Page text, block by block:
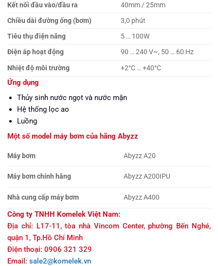
Kết nối đầu vào/đầu ra
40mm / 25mm
Chiều dài đường ống (bơm)
3,0 phút
Tiêu thụ điện năng
5 … 100W
Điện áp hoạt động
90 … 240 V~, 50 … 60 Hz
Nhiệt độ môi trường +2°C … +40°C
Ứng dụng
Thủy sinh nước ngọt và nước mặn
Hệ thống lọc ao
Luồng
Một số model máy bơm của hãng Abyzz
Máy bơm Abyzz A20
Máy bơm chính hãng Abyzz A200IPU
Nhà cung cấp máy bơm Abyzz A400
Công ty TNHH Komelek Việt Nam:
Địa chỉ: L17-11, tòa nhà Vincom Center, phường Bến Nghé,
quận 1, Tp.Hồ Chí Minh
Điện thoại: 0906 321 329
Email: sale2@komelek.vn